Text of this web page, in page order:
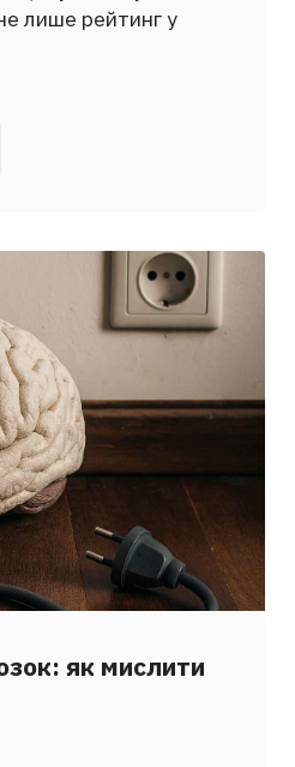
лише рейтинг у
як мислити